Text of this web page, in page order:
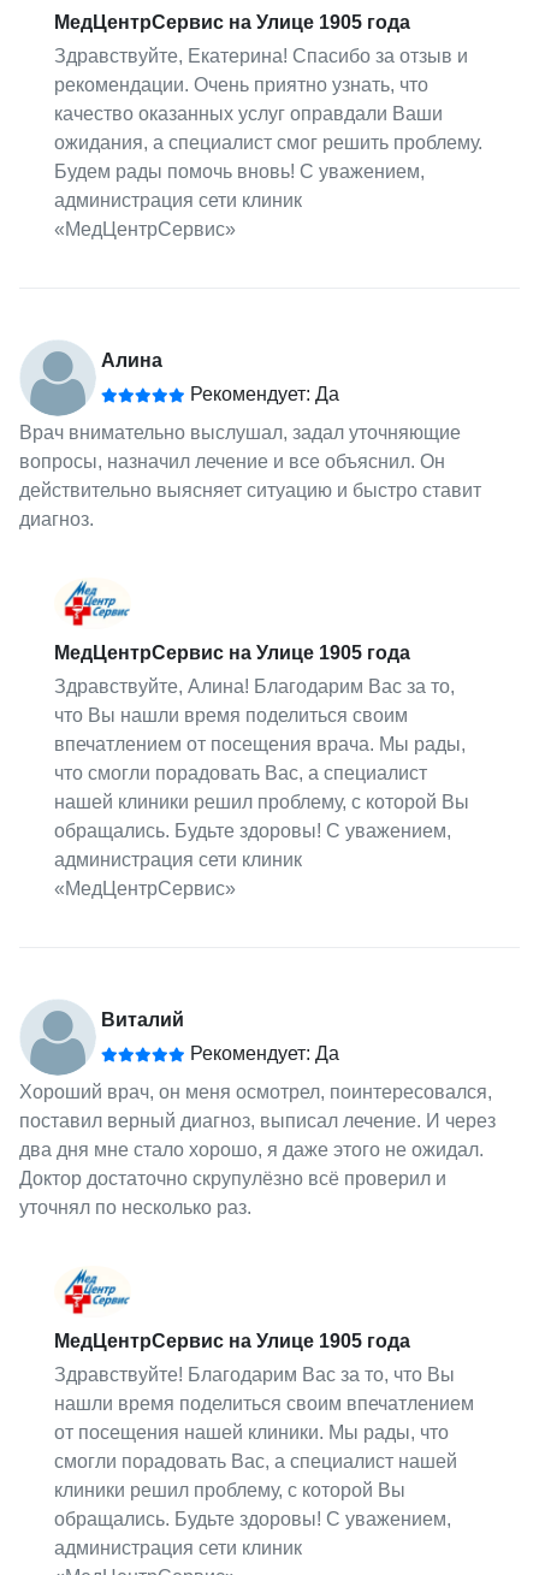
МедЦентрСервис на Улице 1905 года
Здравствуйте, Екатерина! Спасибо за отзыв и
рекомендации. Очень приятно узнать, что
качество оказанных услуг оправдали Ваши
ожидания, а специалист смог решить проблему.
Будем рады помочь вновь! С уважением,
администрация сети клиник
«МедЦентрСервис»
Алина
Рекомендует: Да
Врач внимательно выслушал, задал уточняющие
вопросы, назначил лечение и все объяснил. Он
действительно выясняет ситуацию и быстро ставит
диагноз.
МедЦентрСервис на Улице 1905 года
Здравствуйте, Алина! Благодарим Вас за то,
что Вы нашли время поделиться своим
впечатлением от посещения врача. Мы рады,
что смогли порадовать Вас, а специалист
нашей клиники решил проблему, с которой Вы
обращались. Будьте здоровы! С уважением,
администрация сети клиник
«МедЦентрСервис»
Виталий
Рекомендует: Да
Хороший врач, он меня осмотрел, поинтересовался,
поставил верный диагноз, выписал лечение. И через
два дня мне стало хорошо, я даже этого не ожидал.
Доктор достаточно скрупулёзно всё проверил и
уточнял по несколько раз.
МедЦентрСервис на Улице 1905 года
Здравствуйте! Благодарим Вас за то, что Вы
нашли время поделиться своим впечатлением
от посещения нашей клиники. Мы рады, что
смогли порадовать Вас, а специалист нашей
клиники решил проблему, с которой Вы
обращались. Будьте здоровы! С уважением,
администрация сети клиник